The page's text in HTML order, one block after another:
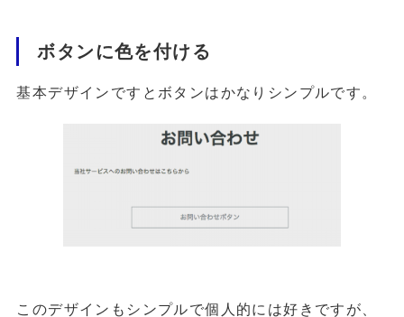
ボタンに色を付ける
基本デザインですとボタンはかなりシンプルです。
このデザインもシンプルで個人的には好きですが、